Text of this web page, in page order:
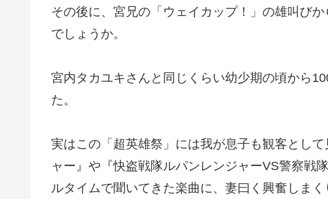
その後に、宮兄の「ウェイカップ！」の雄叫び
でしょうか。
宮内タカユキさんと同じくらい幼少期の頃から
た。
実はこの「超英雄祭」には我が息子も観客とし
ャー』や『快盗戦隊ルパンレンジャーVS警察戦
ルタイムで聞いてきた楽曲に、妻曰く興奮しま